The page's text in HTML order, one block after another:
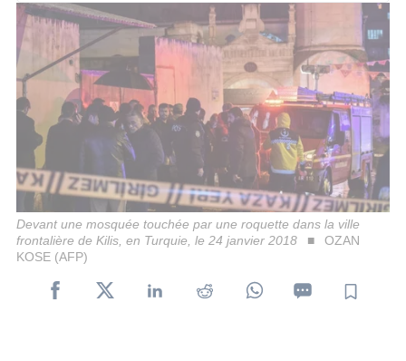
Devant une mosquée touchée par une roquette dans la ville
frontalière de Kilis, en Turquie, le 24 janvier 2018
OZAN
KOSE (AFP)